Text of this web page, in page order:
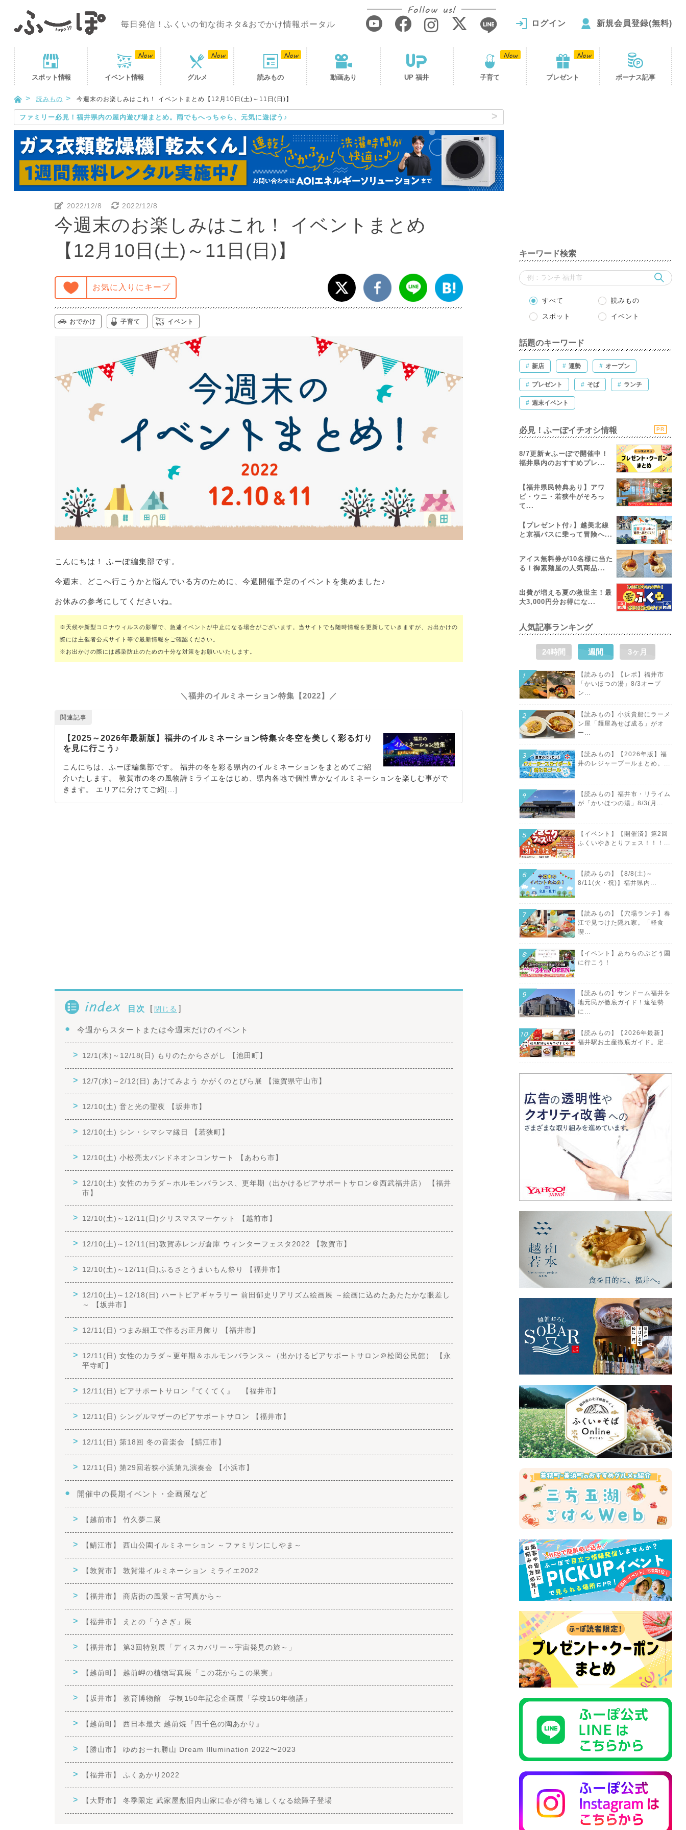
毎日発信！ふくいの旬な街ネタ&おでかけ情報ポータル
Follow us!
ログイン 新規会員登録(無料)
スポット情報 イベント情報 グルメ 読みもの 動画あり UP 福井 子育て プレゼント ボーナス記事
読みもの 今週末のお楽しみはこれ！ イベントまとめ【12月10日(土)～11日(日)】
ファミリー必見！福井県内の屋内遊び場まとめ。雨でもへっちゃら、元気に遊ぼう♪
2022/12/8 2022/12/8
今週末のお楽しみはこれ！ イベントまとめ
【12月10日(土)～11日(日)】
お気に入りにキープ
おでかけ 子育て イベント
こんにちは！ ふーぽ編集部です。
今週末、どこへ行こうかと悩んでいる方のために、今週開催予定のイベントを集めました♪
お休みの参考にしてくださいね。
※天候や新型コロナウィルスの影響で、急遽イベントが中止になる場合がございます。当サイトでも随時情報を更新していきますが、お出かけの
際には主催者公式サイト等で最新情報をご確認ください。
※お出かけの際には感染防止のための十分な対策をお願いいたします。
＼福井のイルミネーション特集【2022】／
index 目次 [ 閉じる ]
今週からスタートまたは今週末だけのイベント
12/1(木)～12/18(日) もりのたからさがし 【池田町】
12/7(水)～2/12(日) あけてみよう かがくのとびら展 【滋賀県守山市】
12/10(土) 音と光の聖夜 【坂井市】
12/10(土) シン・シマシマ縁日 【若狭町】
12/10(土) 小松亮太バンドネオンコンサート 【あわら市】
12/10(土) 女性のカラダ～ホルモンバランス、更年期（出かけるピアサポートサロン＠西武福井店） 【福井
市】
12/10(土)～12/11(日)クリスマスマーケット 【越前市】
12/10(土)～12/11(日)敦賀赤レンガ倉庫 ウィンターフェスタ2022 【敦賀市】
12/10(土)～12/11(日)ふるさとうまいもん祭り 【福井市】
12/10(土)～12/18(日) ハートピアギャラリー 前田郁史リアリズム絵画展 ～絵画に込めたあたたかな眼差し
～ 【坂井市】
12/11(日) つまみ細工で作るお正月飾り 【福井市】
12/11(日) 女性のカラダ～更年期＆ホルモンバランス～（出かけるピアサポートサロン＠松岡公民館） 【永
平寺町】
12/11(日) ピアサポートサロン『てくてく』 【福井市】
12/11(日) シングルマザーのピアサポートサロン 【福井市】
12/11(日) 第18回 冬の音楽会 【鯖江市】
12/11(日) 第29回若狭小浜第九演奏会 【小浜市】
開催中の長期イベント・企画展など
【越前市】 竹久夢二展
【鯖江市】 西山公園イルミネーション ～ファミリンにしやま～
【敦賀市】 敦賀港イルミネーション ミライエ2022
【福井市】 商店街の風景～古写真から～
【福井市】 えとの「うさぎ」展
【福井市】 第3回特別展「ディスカバリー～宇宙発見の旅～」
【越前町】 越前岬の植物写真展「この花からこの果実」
【坂井市】 教育博物館 学制150年記念企画展「学校150年物語」
【越前町】 西日本最大 越前焼『四千色の陶あかり』
【勝山市】 ゆめおーれ勝山 Dream Illumination 2022〜2023
【福井市】 ふくあかり2022
【大野市】 冬季限定 武家屋敷旧内山家に春が待ち遠しくなる絵障子登場
キーワード検索
すべて 読みもの
スポット イベント
話題のキーワード
# 新店 # 運勢 # オープン
# プレゼント # そば # ランチ
# 週末イベント
必見！ふーぽイチオシ情報 PR
8/7更新★ふーぽで開催中！
福井県内のおすすめプレ...
【福井県民特典あり】アワ
ビ・ウニ・若狭牛がそろっ
て...
【プレゼント付♪】越美北線
と京福バスに乗って冒険へ...
アイス無料券が10名様に当た
る！御素麺屋の人気商品...
出費が増える夏の救世主！最
大3,000円分お得にな...
人気記事ランキング
24時間 週間 3ヶ月
【読みもの】【レポ】福井市
「かいほつの湯」8/3オープ
ン...
【読みもの】小浜貴船にラーメ
ン屋「麺屋為せば成る」がオ
ー...
【読みもの】【2026年版】福
井のレジャープールまとめ。...
【読みもの】福井市・リライム
が「かいほつの湯」8/3(月...
【イベント】【開催済】第2回
ふくいやきとりフェス！！！...
【読みもの】【8/8(土)～
8/11(火・祝)】福井県内...
【読みもの】【穴場ランチ】春
江で見つけた隠れ家。「軽食
喫...
【イベント】あわらのぶどう園
に行こう！
【読みもの】サンドーム福井を
地元民が徹底ガイド！遠征勢
に...
【読みもの】【2026年最新】
福井駅お土産徹底ガイド。定...